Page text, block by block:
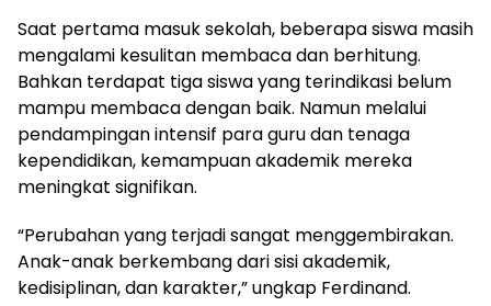
Saat pertama masuk sekolah, beberapa siswa masih
mengalami kesulitan membaca dan berhitung.
Bahkan terdapat tiga siswa yang terindikasi belum
mampu membaca dengan baik. Namun melalui
pendampingan intensif para guru dan tenaga
kependidikan, kemampuan akademik mereka
meningkat signifikan.
“Perubahan yang terjadi sangat menggembirakan.
Anak-anak berkembang dari sisi akademik,
kedisiplinan, dan karakter,” ungkap Ferdinand.